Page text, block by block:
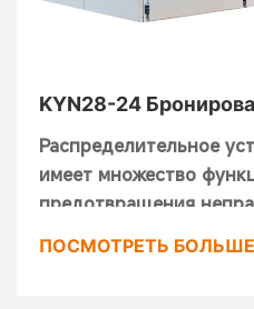
KYN28-24
распределительное
переменного тока с
крышкой
Распределительное
имеет множество
предотвращения
ручной тележки с
ПОСМОТРЕТЬ